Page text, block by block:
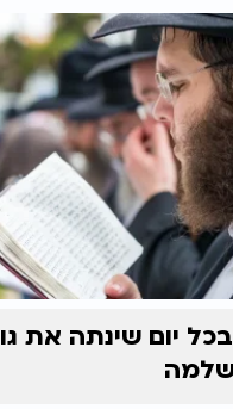
יום שינתה את